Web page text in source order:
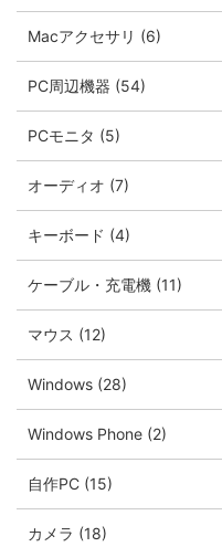
Macアクセサリ (6)
PC周辺機器 (54)
PCモニタ (5)
オーディオ (7)
キーボード (4)
ケーブル・充電機 (11)
マウス (12)
Windows (28)
Windows Phone (2)
自作PC (15)
カメラ (18)